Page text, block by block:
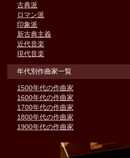
古典派
ロマン派
印象派
新古典主義
近代音楽
現代音楽
年代別作曲家一覧
1500年代の作曲家
1600年代の作曲家
1700年代の作曲家
1800年代の作曲家
1900年代の作曲家